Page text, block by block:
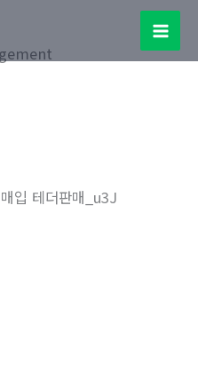
Main
입 테더판매_u3J